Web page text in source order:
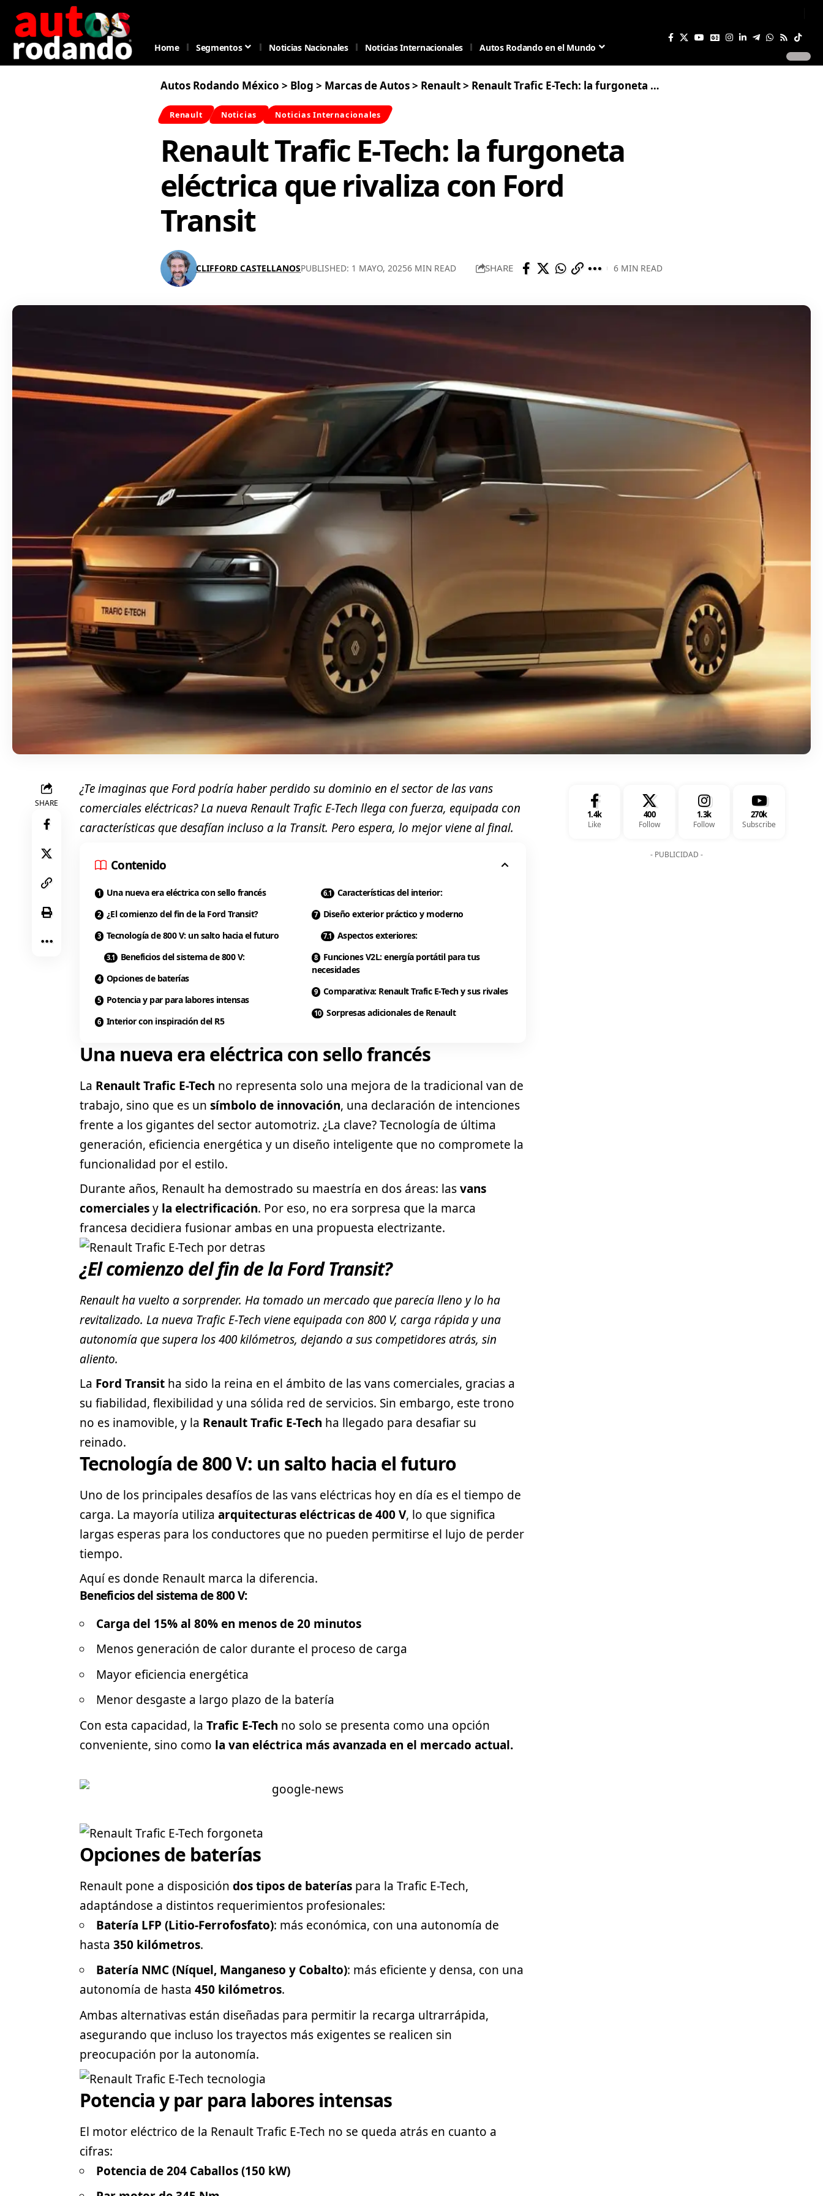
Home Segmentos Noticias Nacionales Noticias Internacionales Autos Rodando en el Mundo
Autos Rodando México > Blog > Marcas de Autos> Renault> Renault Trafic E-Tech: la furgoneta eléctrica que rivaliza con Ford Transit
Renault Noticias Noticias Internacionales
Renault Trafic E-Tech: la furgoneta
eléctrica que rivaliza con Ford
Transit
CLIFFORD CASTELLANOSPUBLISHED: 1 MAYO, 20256 MIN READ SHARE 6 MIN READ
SHARE
¿Te imaginas que Ford podría haber perdido su dominio en el sector de las vans
comerciales eléctricas? La nueva Renault Trafic E-Tech llega con fuerza, equipada con
características que desafían incluso a la Transit. Pero espera, lo mejor viene al final.
Contenido
Una nueva era eléctrica con sello francés
¿El comienzo del fin de la Ford Transit?
Tecnología de 800 V: un salto hacia el futuro
Beneficios del sistema de 800 V:
Opciones de baterías
Potencia y par para labores intensas
Interior con inspiración del R5
Características del interior:
Diseño exterior práctico y moderno
Aspectos exteriores:
Funciones V2L: energía portátil para tus
necesidades
Comparativa: Renault Trafic E-Tech y sus rivales
Sorpresas adicionales de Renault
Una nueva era eléctrica con sello francés
La RenaultTrafic E-Tech no representa solo una mejora de la tradicional van de
trabajo, sino que es un símbolo de innovación, una declaración de intenciones
frente a los gigantes del sector automotriz. ¿La clave? Tecnología de última
generación, eficiencia energética y un diseño inteligente que no compromete la
funcionalidad por el estilo.
Durante años, Renault ha demostrado su maestría en dos áreas: lasvans
comercialesy la electrificación. Por eso, no era sorpresa que la marca
francesa decidiera fusionar ambas en una propuesta electrizante.
¿El comienzo del fin de la Ford Transit?
Renault ha vuelto a sorprender. Ha tomado un mercado que parecía lleno y lo ha
revitalizado. La nueva Trafic E-Tech viene equipada con 800 V, carga rápida y una
autonomía que supera los 400 kilómetros, dejando a sus competidores atrás, sin
aliento.
La Ford Transit ha sido la reina en el ámbito de las vans comerciales, gracias a
su fiabilidad, flexibilidad y una sólida red de servicios. Sin embargo, este trono
no es inamovible, y la Renault Trafic E-Tech ha llegado para desafiar su
reinado.
Tecnología de 800 V: un salto hacia el futuro
Uno de los principales desafíos de las vans eléctricas hoy en día es el tiempo de
carga. La mayoría utiliza arquitecturas eléctricas de 400 V, lo que significa
largas esperas para los conductores que no pueden permitirse el lujo de perder
tiempo.
Aquí es donde Renault marca la diferencia.
Beneficios del sistema de 800 V:
Carga del 15% al 80% en menos de 20 minutos
Menos generación de calor durante el proceso de carga
Mayor eficiencia energética
Menor desgaste a largo plazo de la batería
Con esta capacidad, la Trafic E-Tech no solo se presenta como una opción
conveniente, sino como la van eléctrica más avanzada en el mercado actual.
Opciones de baterías
Renault pone a disposición dos tipos de baterías para la Trafic E-Tech,
adaptándose a distintos requerimientos profesionales:
Batería LFP (Litio-Ferrofosfato): más económica, con una autonomía de
hasta 350 kilómetros.
Batería NMC (Níquel, Manganeso y Cobalto): más eficiente y densa, con una
autonomía de hasta 450 kilómetros.
Ambas alternativas están diseñadas para permitir la recarga ultrarrápida,
asegurando que incluso los trayectos más exigentes se realicen sin
preocupación por la autonomía.
Potencia y par para labores intensas
El motor eléctrico de la Renault Trafic E-Tech no se queda atrás en cuanto a
cifras:
Potencia de 204 Caballos (150 kW)
1.4k
Like
400
Follow
1.3k
Follow
270k
Subscribe
- PUBLICIDAD -